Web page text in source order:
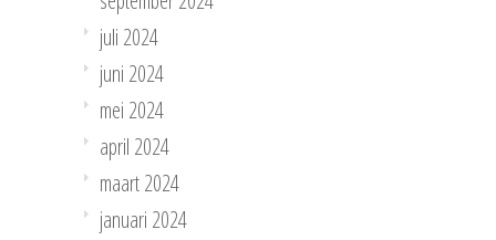
juli 2024
juni 2024
mei 2024
april 2024
maart 2024
januari 2024